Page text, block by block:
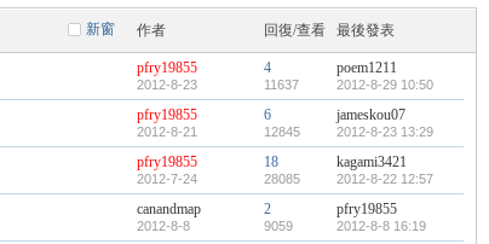
新窗 作者 回復/查看 最後發表
pfry19855
2012-8-23
4
11637
poem1211
2012-8-29 10:50
pfry19855
2012-8-21
6
12845
jameskou07
2012-8-23 13:29
pfry19855
2012-7-24
18
28085
kagami3421
2012-8-22 12:57
canandmap
2012-8-8
2
9059
pfry19855
2012-8-8 16:19